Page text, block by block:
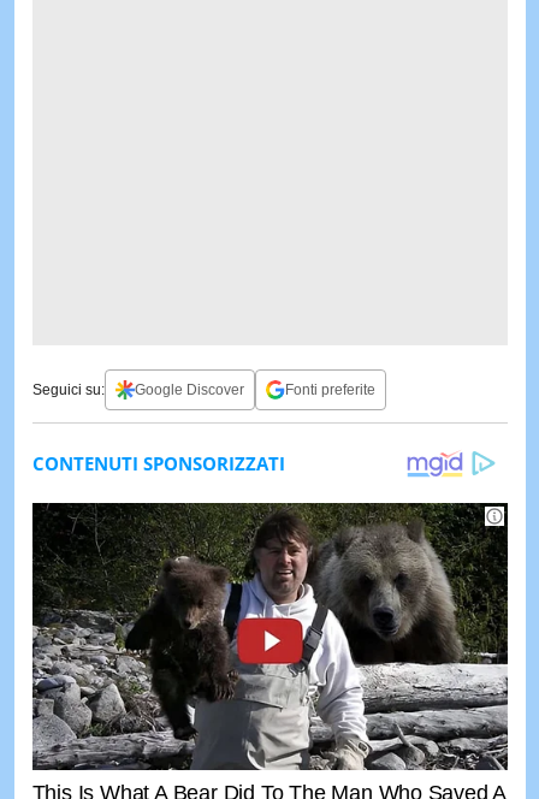
Seguici su: Google Discover Fonti preferite